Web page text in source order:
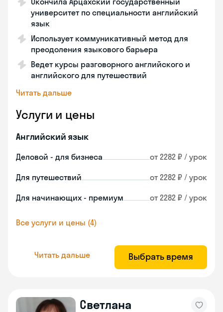
университет по специальности английский
язык
Использует коммуникативный метод для
преодоления языкового барьера
Ведет курсы разговорного английского и
английского для путешествий
Читать дальше
Услуги и цены
Английский язык
Деловой - для бизнеса от 2282 ₽ / урок
Для путешествий от 2282 ₽ / урок
Для начинающих - премиум от 2282 ₽ / урок
Все услуги и цены (4)
Читать дальше Выбрать время
Светлана